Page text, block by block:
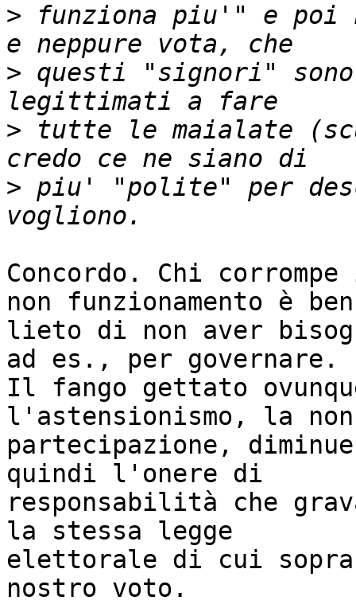
> funziona piu'" e poi
> questi "signori"
> tutte le maialate
> piu' "polite" per
Concordo. Chi
non funzionamento è ben
lieto di non aver
ad es., per governare.
Il fango gettato
l'astensionismo, la non
partecipazione,
quindi l'onere di
responsabilità che
la stessa legge
elettorale di cui
nostro voto.